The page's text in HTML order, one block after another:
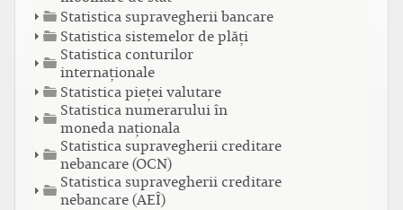
Statistica supravegherii bancare
Statistica sistemelor de plăți
Statistica conturilor
internaționale
Statistica pieței valutare
Statistica numerarului în
moneda naționala
Statistica supravegherii creditare
nebancare (OCN)
Statistica supravegherii creditare
nebancare (AEÎ)